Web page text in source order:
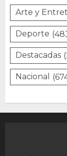
Arte y
Deporte
Destacadas
Nacional